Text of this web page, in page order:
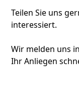
Teilen Sie uns
interessiert.
Wir melden uns
Ihr Anliegen